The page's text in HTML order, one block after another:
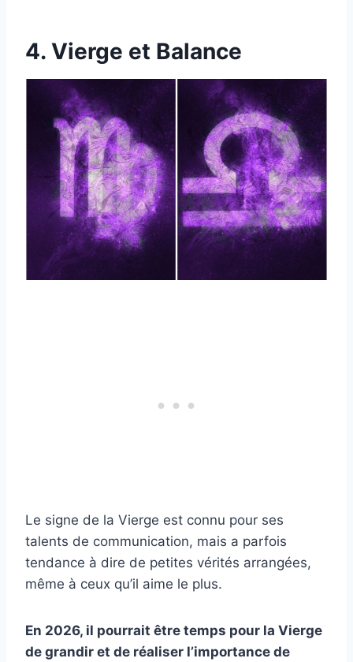
4. Vierge et Balance
Le signe de la Vierge est connu pour ses
talents de communication, mais a parfois
tendance à dire de petites vérités arrangées,
même à ceux qu’il aime le plus.
En 2026, il pourrait être temps pour la Vierge
de grandir et de réaliser l’importance de